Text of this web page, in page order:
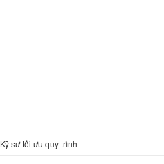
Kỹ sư tối ưu quy trình